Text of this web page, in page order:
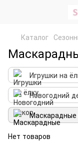
Каталог
Игрушки на
Новогодний
Нет товаров